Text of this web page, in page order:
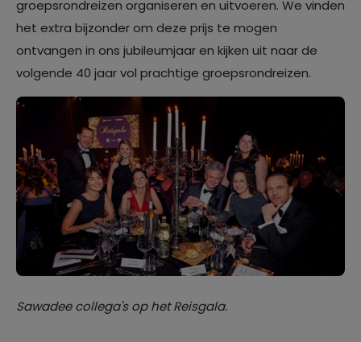
groepsrondreizen organiseren en uitvoeren. We vinden
het extra bijzonder om deze prijs te mogen
ontvangen in ons jubileumjaar en kijken uit naar de
volgende 40 jaar vol prachtige groepsrondreizen.
Sawadee collega's op het Reisgala.